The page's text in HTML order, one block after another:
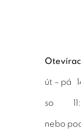
út – pá
so
nebo